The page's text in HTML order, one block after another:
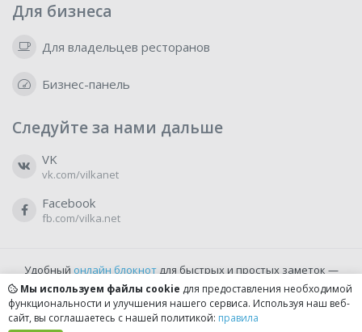
Для бизнеса
Для владельцев ресторанов
Бизнес-панель
Следуйте за нами дальше
VK
vk.com/vilkanet
Facebook
fb.com/vilka.net
Удобный онлайн блокнотдля быстрых и простых заметок —
бесплатно и доступно прямо из браузера.
Мы используем файлы cookie для предоставления необходимой
функциональности и улучшения нашего сервиса. Используя наш веб-
сайт, вы соглашаетесь с нашей политикой: правила